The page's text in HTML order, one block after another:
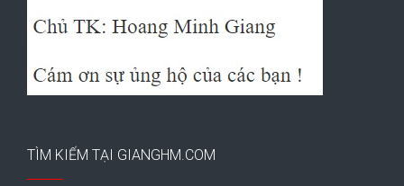
TÌM KIẾM TẠI GIANGHM.COM